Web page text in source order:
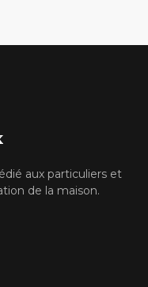
aux particuliers et
de la maison.